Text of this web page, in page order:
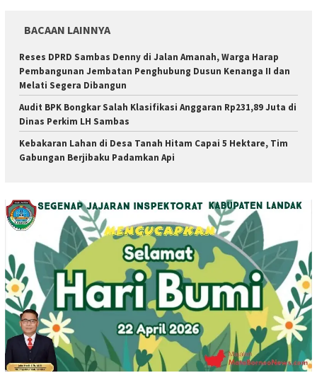
BACAAN LAINNYA
Reses DPRD Sambas Denny di Jalan Amanah, Warga Harap
Pembangunan Jembatan Penghubung Dusun Kenanga II dan
Melati Segera Dibangun
Audit BPK Bongkar Salah Klasifikasi Anggaran Rp231,89 Juta di
Dinas Perkim LH Sambas
Kebakaran Lahan di Desa Tanah Hitam Capai 5 Hektare, Tim
Gabungan Berjibaku Padamkan Api